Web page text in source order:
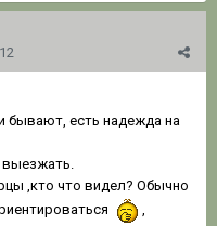
бывают, есть надежда на
,кто что видел? Обычно